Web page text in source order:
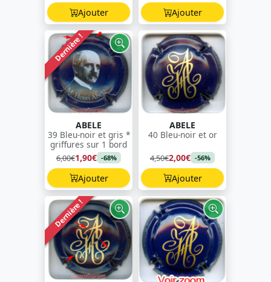
Ajouter Ajouter
Dernière !
ABELE
39 Bleu-noir et gris *
griffures sur 1 bord
6,00€1,90€ -68%
Ajouter
ABELE
40 Bleu-noir et or
4,50€2,00€ -56%
Ajouter
Dernière !